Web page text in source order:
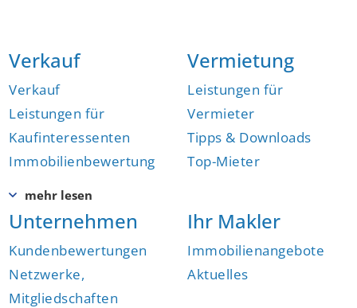
Verkauf
Verkauf
Leistungen für
Kaufinteressenten
Immobilienbewertung
Vermietung
Leistungen für
Vermieter
Tipps & Downloads
Top-Mieter
Unternehmen
Kundenbewertungen
Netzwerke,
Mitgliedschaften
Ihr Makler
Immobilienangebote
Aktuelles